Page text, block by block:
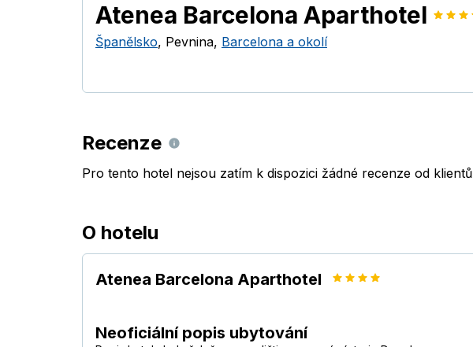
Atenea Barcelona Aparthotel
Španělsko, Pevnina, Barcelona a okolí
Recenze
Pro tento hotel nejsou zatím k dispozici žádné recenze od klientů
O hotelu
Atenea Barcelona Aparthotel
Neoficiální popis ubytování